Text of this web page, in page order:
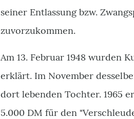
seiner Entlassung bzw.
zuvorzukommen.
Am 13. Februar 1948 wurden
erklärt. Im November
dort lebenden Tochter. 1965
5.000 DM für den